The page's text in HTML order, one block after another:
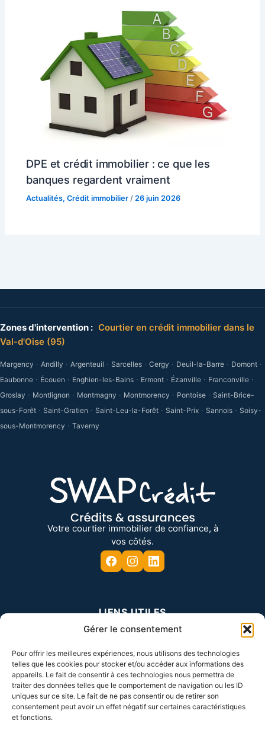
Gérer le consentement
Pour offrir les meilleures expériences, nous utilisons des technologies
telles que les cookies pour stocker et/ou accéder aux informations des
appareils. Le fait de consentir à ces technologies nous permettra de
traiter des données telles que le comportement de navigation ou les ID
uniques sur ce site. Le fait de ne pas consentir ou de retirer son
consentement peut avoir un effet négatif sur certaines caractéristiques
et fonctions.
DPE et crédit immobilier : ce que les
banques regardent vraiment
Actualités,Crédit immobilier / 26 juin 2026
Zones d'intervention : Courtier en crédit immobilier dans le
Val-d'Oise (95)
Margency · Andilly · Argenteuil · Sarcelles · Cergy · Deuil-la-Barre · Domont ·
Eaubonne · Écouen · Enghien-les-Bains · Ermont · Ézanville · Franconville ·
Groslay · Montlignon · Montmagny · Montmorency · Pontoise · Saint-Brice-
sous-Forêt · Saint-Gratien · Saint-Leu-la-Forêt · Saint-Prix · Sannois · Soisy-
sous-Montmorency · Taverny
Votre courtier immobilier de confiance, à
vos côtés.
LIENS UTILES
Politique de confidentialité Politique des cookies
MES COORDONNÉES